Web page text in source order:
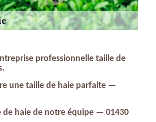
professionnelle taille de
une taille de haie parfaite —
de haie de notre équipe — 01430